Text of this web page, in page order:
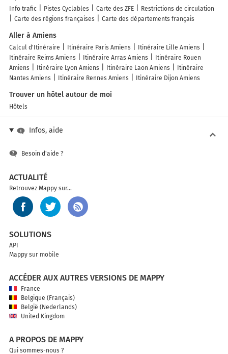
Info trafic Pistes Cyclables Carte des ZFE
Restrictions de circulation
Carte des régions françaises
Carte des départements français
Aller à Amiens
Calcul d'Itinéraire Itinéraire Paris Amiens
Itinéraire Lille Amiens
Itinéraire Reims Amiens
Itinéraire Arras Amiens
Itinéraire Rouen
Amiens
Itinéraire Lyon Amiens Itinéraire Laon Amiens
Itinéraire
Nantes Amiens
Itinéraire Rennes Amiens Itinéraire Dijon Amiens
Trouver un hôtel autour de moi
Hôtels
Infos, aide
Besoin d'aide ?
ACTUALITÉ
Retrouvez Mappy sur...
SOLUTIONS
API
Mappy sur mobile
ACCÉDER AUX AUTRES VERSIONS DE MAPPY
France
Belgique (Français)
België (Nederlands)
United Kingdom
A PROPOS DE MAPPY
Qui sommes-nous ?